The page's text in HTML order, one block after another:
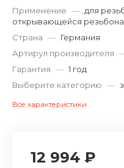
Применение — для
открывающейся
Страна — Германия
Артирул производителя
Гарантия — 1 год
Выберите категорию —
Все характеристики
12 994 ₽